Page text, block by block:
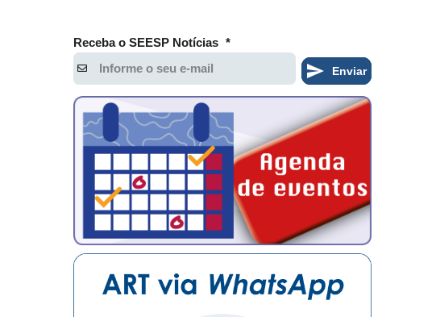
Receba o SEESP Notícias *
Enviar